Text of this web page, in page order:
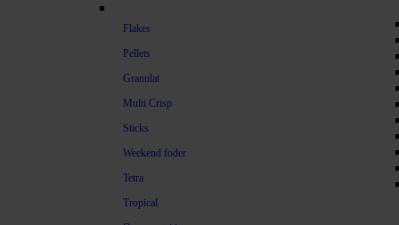
Flakes
Pellets
Granulat
Multi Crisp
Sticks
Weekend foder
Tetra
Tropical